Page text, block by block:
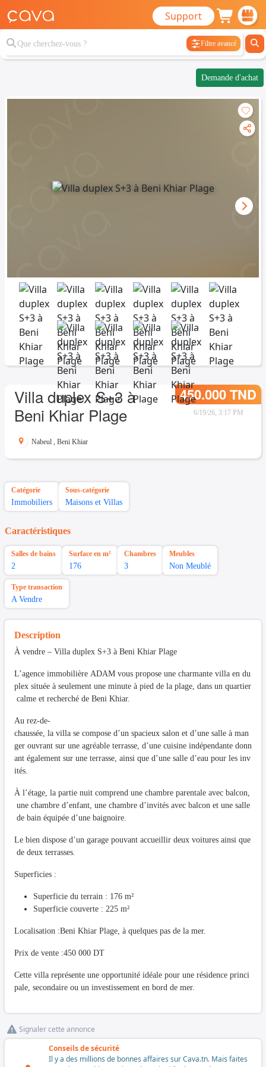
Support
Filtre avancé
Demande d'achat
Villa duplex S+3 à
Beni Khiar Plage
450.000 TND
6/19/26, 3:17 PM
Nabeul , Beni Khiar
Catégorie
Immobiliers
Sous-catégorie
Maisons et Villas
Caractéristiques
Salles de bains
2
Surface en m²
176
Chambres
3
Meubles
Non Meublé
Type transaction
A Vendre
Description
À vendre – Villa duplex S+3 à Beni Khiar Plage
L’agence immobilière ADAM vous propose une charmante villa en du
plex située à seulement une minute à pied de la plage, dans un quartier
calme et recherché de Beni Khiar.
Au rez-de-
chaussée, la villa se compose d’un spacieux salon et d’une salle à man
ger ouvrant sur une agréable terrasse, d’une cuisine indépendante donn
ant également sur une terrasse, ainsi que d’une salle d’eau pour les inv
ités.
À l’étage, la partie nuit comprend une chambre parentale avec balcon,
une chambre d’enfant, une chambre d’invités avec balcon et une salle
de bain équipée d’une baignoire.
Le bien dispose d’un garage pouvant accueillir deux voitures ainsi que
de deux terrasses.
Superficies :
Superficie du terrain : 176 m²
Superficie couverte : 225 m²
Localisation :Beni Khiar Plage, à quelques pas de la mer.
Prix de vente :450 000 DT
Cette villa représente une opportunité idéale pour une résidence princi
pale, secondaire ou un investissement en bord de mer.
Signaler cette annonce
Conseils de sécurité
Il y a des millions de bonnes affaires sur Cava.tn. Mais faites